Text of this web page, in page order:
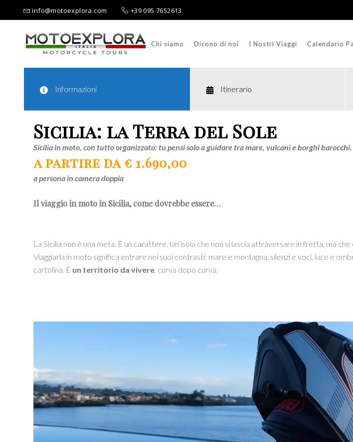
info@motoexplora.com +39 095 7652613
Chi siamo Dicono di noi I Nostri Viaggi Calendario
Ricerca per:
Informazioni Itinerario
Sicilia: la Terra del Sole
Sicilia in moto, con tutto organizzato: tu pensi solo a guidare tra mare, vulcani e borghi barocchi.
a partire da € 1.690,00
a persona in camera doppia
Il viaggio in moto in Sicilia, come dovrebbe essere…
La Sicilia non è una meta. È un carattere. Un’isola che non si lascia attraversare in fretta, ma
Viaggiarla in moto significa entrare nei suoi contrasti: mare e montagna, silenzi e voci, luce e
cartolina. È un territorio da vivere, curva dopo curva.